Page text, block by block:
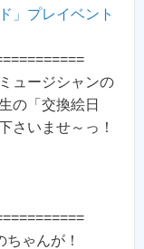
」プレイベント
ュージシャンの
の「交換絵日
さいませ～っ！
ゃんが！